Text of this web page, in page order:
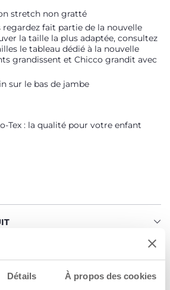
Détails À propos des cookies
Me prévenir
Me prévenir
stretch non gratté
fait partie de la nouvelle
la taille la plus adaptée, consultez
le tableau dédié à la nouvelle
grandissent et Chicco grandit avec
sur le bas de jambe
Tex : la qualité pour votre enfant